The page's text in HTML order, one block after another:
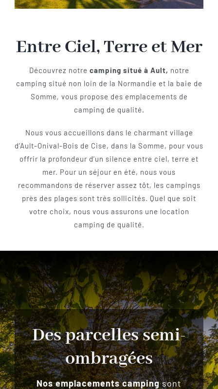
Entre Ciel, Terre et Mer
Découvrez notre camping situé à Ault, notre
camping situé non loin de la Normandie et la baie de
Somme, vous propose des emplacements de
camping de qualité.
Nous vous accueillons dans le charmant village
d’Ault-Onival-Bois de Cise, dans la Somme, pour vous
offrir la profondeur d’un silence entre ciel, terre et
mer. Pour un séjour en été, nous vous
recommandons de réserver assez tôt, les campings
près des plages sont très sollicités. Quel que soit
votre choix, nous vous assurons une location
camping de qualité.
Des parcelles semi-
ombragées
Nos emplacements campingsont